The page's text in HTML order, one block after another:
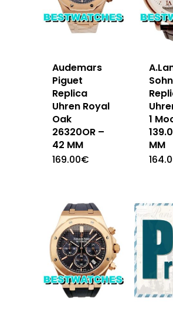
Audemars
Piguet
Replica
Uhren Royal
Oak
26320OR –
42 MM
169.00€
1
MM